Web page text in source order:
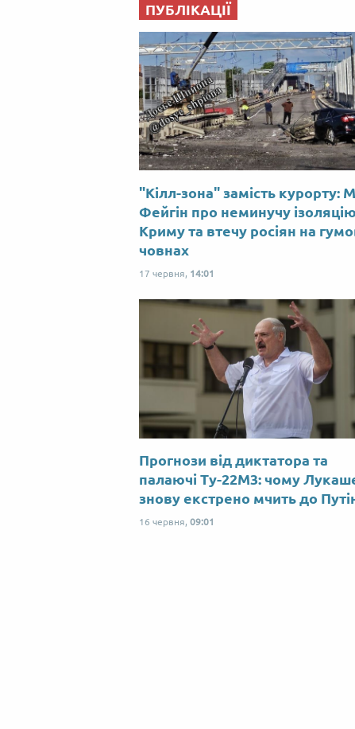
ПУБЛІКАЦІЇ
"Кілл-зона" замість курорту:
Фейгін про неминучу ізоляцію
Криму та втечу росіян на
човнах
17 червня, 14:01
Прогнози від диктатора та
палаючі Ту-22М3: чому
знову екстрено мчить до
16 червня, 09:01